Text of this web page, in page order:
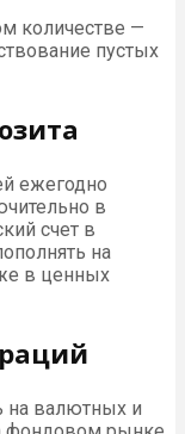
количестве —
пустых
ежегодно
в
счет в
на
в ценных
на валютных и